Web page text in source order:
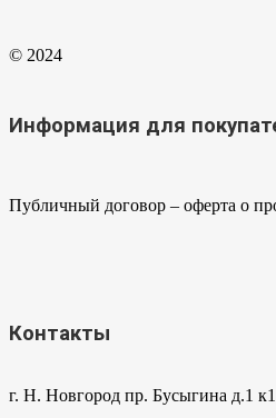
© 2024
Информация для
Публичный договор – оферта о
Контакты
г. Н. Новгород пр. Бусыгина д.1 к1